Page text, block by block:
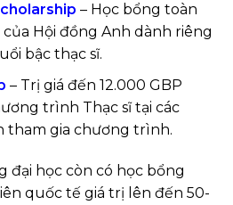
– Học bổng toàn
Hội đồng Anh dành riêng
bậc thạc sĩ.
– Trị giá đến 12.000 GBP
trình Thạc sĩ tại các
tham gia chương trình.
đại học còn có học bổng
quốc tế giá trị lên đến 50-